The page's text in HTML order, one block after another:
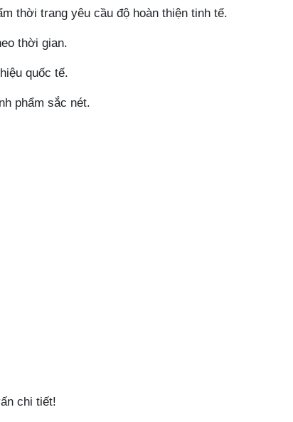
thời trang yêu cầu độ hoàn thiện tinh tế.
thời gian.
quốc tế.
phẩm sắc nét.
chi tiết!